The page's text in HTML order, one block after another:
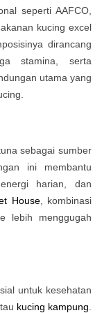
seperti AAFCO,
kucing excel
dirancang
stamina, serta
utama yang
sebagai sumber
ini membantu
harian, dan
House, kombinasi
lebih menggugah
untuk kesehatan
kucing kampung.